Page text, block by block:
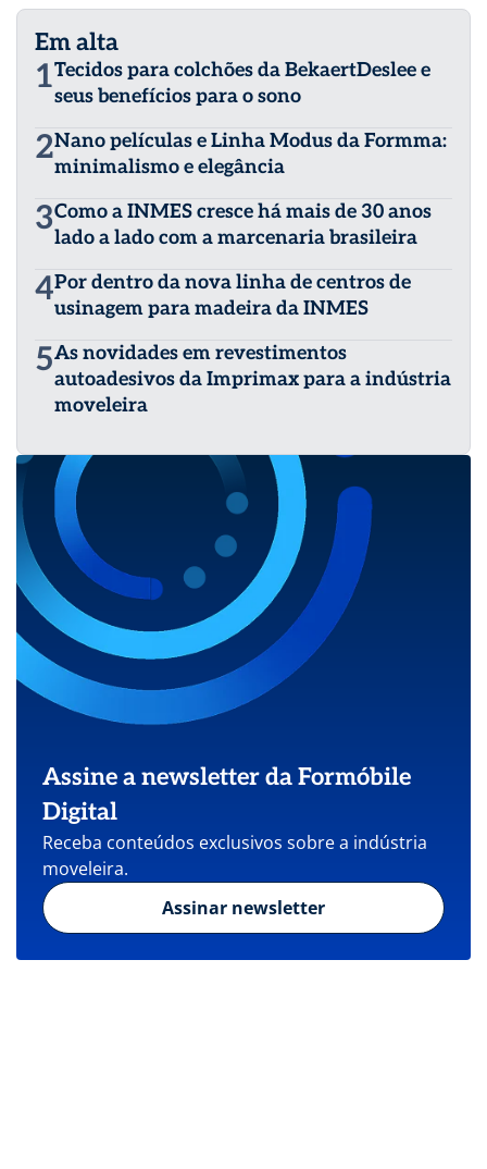
Em alta
1Tecidos para colchões da BekaertDeslee e
seus benefícios para o sono
2Nano películas e Linha Modus da Formma:
minimalismo e elegância
3Como a INMES cresce há mais de 30 anos
lado a lado com a marcenaria brasileira
4Por dentro da nova linha de centros de
usinagem para madeira da INMES
5As novidades em revestimentos
autoadesivos da Imprimax para a indústria
moveleira
Assine a newsletter da Formóbile
Digital
Receba conteúdos exclusivos sobre a indústria
moveleira.
Assinar newsletter